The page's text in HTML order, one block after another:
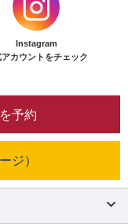
Instagram
アカウントをチェック
予約
ジ）